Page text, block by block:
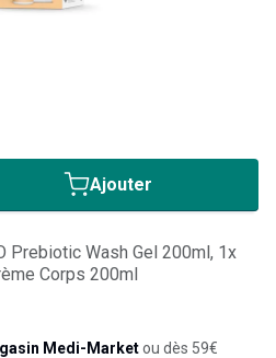
Ajouter
Prebiotic Wash Gel 200ml, 1x
Corps 200ml
Medi-Marketou dès 59€